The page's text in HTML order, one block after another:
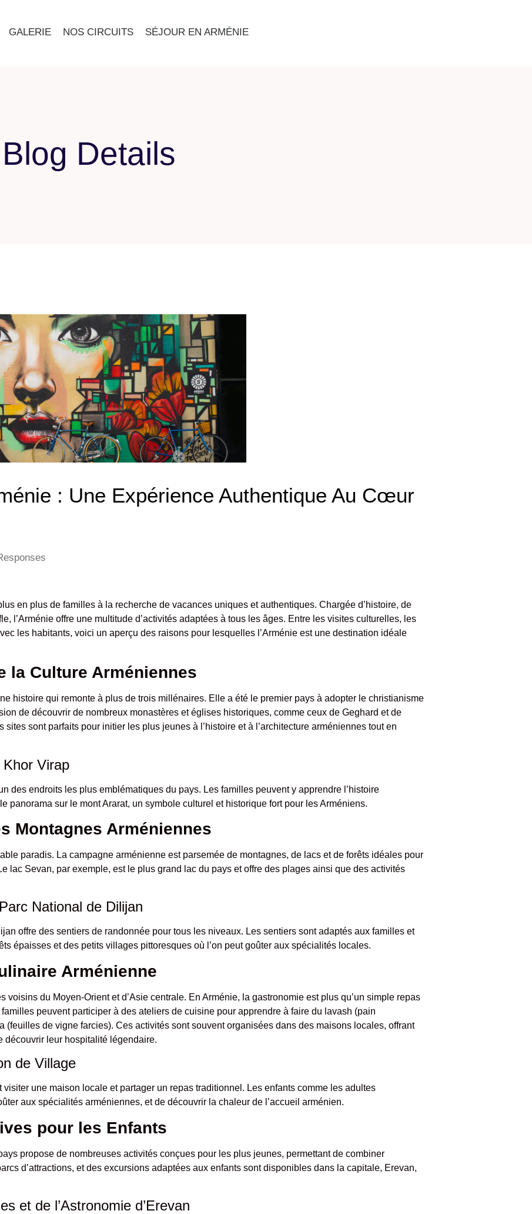
GALERIE NOS CIRCUITS SÉJOUR EN ARMÉNIE
Blog Details
: Une Expérience Authentique Au Cœur
en plus de familles à la recherche de vacances uniques et authentiques. Chargée d’histoire, de
l’Arménie offre une multitude d’activités adaptées à tous les âges. Entre les visites culturelles, les
les habitants, voici un aperçu des raisons pour lesquelles l’Arménie est une destination idéale
la Culture Arméniennes
histoire qui remonte à plus de trois millénaires. Elle a été le premier pays à adopter le christianisme
de découvrir de nombreux monastères et églises historiques, comme ceux de Geghard et de
sont parfaits pour initier les plus jeunes à l’histoire et à l’architecture arméniennes tout en
Virap
des endroits les plus emblématiques du pays. Les familles peuvent y apprendre l’histoire
panorama sur le mont Ararat, un symbole culturel et historique fort pour les Arméniens.
Montagnes Arméniennes
paradis. La campagne arménienne est parsemée de montagnes, de lacs et de forêts idéales pour
lac Sevan, par exemple, est le plus grand lac du pays et offre des plages ainsi que des activités
National de Dilijan
offre des sentiers de randonnée pour tous les niveaux. Les sentiers sont adaptés aux familles et
épaisses et des petits villages pittoresques où l’on peut goûter aux spécialités locales.
Arménienne
du Moyen-Orient et d’Asie centrale. En Arménie, la gastronomie est plus qu’un simple repas
peuvent participer à des ateliers de cuisine pour apprendre à faire du lavash (pain
de vigne farcies). Ces activités sont souvent organisées dans des maisons locales, offrant
découvrir leur hospitalité légendaire.
de Village
une maison locale et partager un repas traditionnel. Les enfants comme les adultes
aux spécialités arméniennes, et de découvrir la chaleur de l’accueil arménien.
pour les Enfants
propose de nombreuses activités conçues pour les plus jeunes, permettant de combiner
d’attractions, et des excursions adaptées aux enfants sont disponibles dans la capitale, Erevan,
et de l’Astronomie d’Erevan